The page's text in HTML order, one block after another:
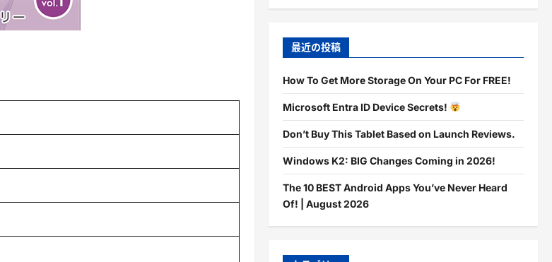
最近の投稿
How To Get More Storage On Your PC For FREE!
Microsoft Entra ID Device Secrets!
Don’t Buy This Tablet Based on Launch Reviews.
Windows K2: BIG Changes Coming in 2026!
The 10 BEST Android Apps You’ve Never Heard
Of! | August 2026